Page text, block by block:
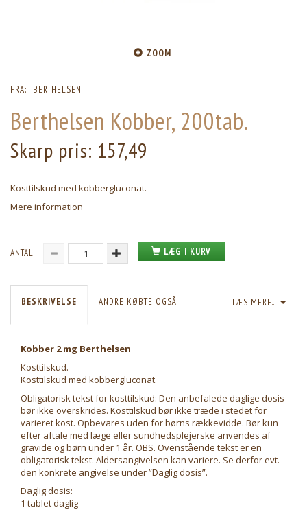
ZOOM
FRA: BERTHELSEN
Berthelsen Kobber, 200tab.
Skarp pris: 157,49
Kosttilskud med kobbergluconat.
Mere information
ANTAL LÆG I KURV
LÆS MERE...
BESKRIVELSE ANDRE KØBTE OGSÅ
Kobber 2 mg Berthelsen
Kosttilskud.
Kosttilskud med kobbergluconat.
Obligatorisk tekst for kosttilskud: Den anbefalede daglige dosis
bør ikke overskrides. Kosttilskud bør ikke træde i stedet for
varieret kost. Opbevares uden for børns rækkevidde. Bør kun
efter aftale med læge eller sundhedsplejerske anvendes af
gravide og børn under 1 år. OBS. Ovenstående tekst er en
obligatorisk tekst. Aldersangivelsen kan variere. Se derfor evt.
den konkrete angivelse under ”Daglig dosis”.
Daglig dosis:
1 tablet daglig